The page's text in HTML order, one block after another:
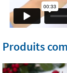
Produits